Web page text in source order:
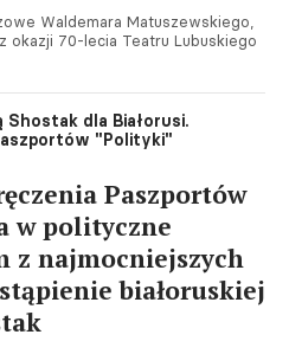
Waldemara Matuszewskiego,
okazji 70-lecia Teatru Lubuskiego
Shostak dla Białorusi.
"Polityki"
Paszportów
w polityczne
z najmocniejszych
białoruskiej